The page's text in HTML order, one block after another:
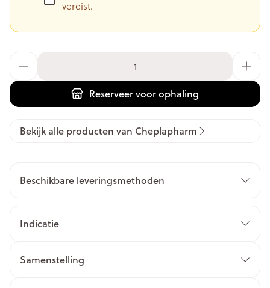
vereist.
Reserveervoor ophaling
Bekijk alle producten van Cheplapharm
Beschikbare leveringsmethoden
Indicatie
Samenstelling